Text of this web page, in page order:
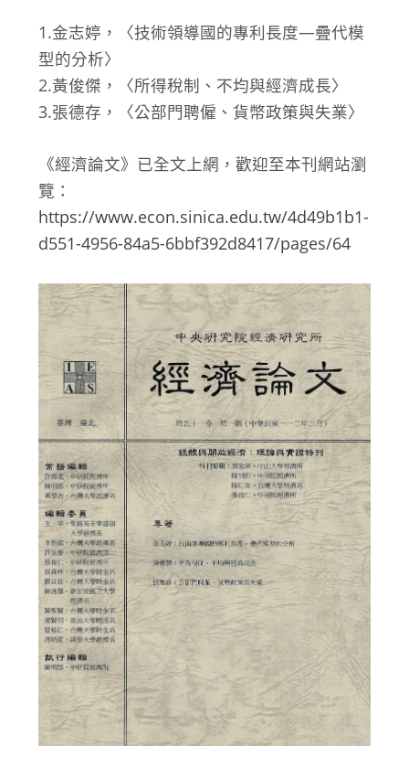
1.金志婷，〈技術領導國的專利長度—疊代模
型的分析〉
2.黃俊傑，〈所得稅制、不均與經濟成長〉
3.張德存，〈公部門聘僱、貨幣政策與失業〉
《經濟論文》已全文上網，歡迎至本刊網站瀏
覽：
https://www.econ.sinica.edu.tw/4d49b1b1-
d551-4956-84a5-6bbf392d8417/pages/64